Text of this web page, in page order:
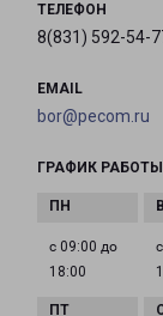
ТЕЛЕФОН
8(831) 592-54-
EMAIL
bor@pecom.ru
ГРАФИК РАБОТЫ
с 09:00 до
18:00